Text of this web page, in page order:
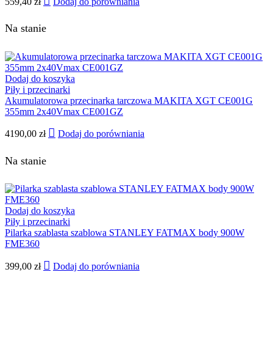
Na stanie
Dodaj do koszyka
Piły i przecinarki
Akumulatorowa przecinarka tarczowa MAKITA XGT CE001G
355mm 2x40Vmax CE001GZ
4190,00 zł Dodaj do porówniania
Na stanie
Dodaj do koszyka
Piły i przecinarki
Pilarka szablasta szablowa STANLEY FATMAX body 900W
FME360
399,00 zł Dodaj do porówniania